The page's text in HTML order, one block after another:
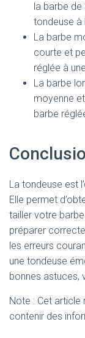
la barbe de
tondeuse à
La barbe
courte et
réglée à
La barbe
moyenne
barbe
La tondeuse est
Elle permet
tailler votre
préparer
les erreurs
une tondeuse
bonnes astuces,
Note : Cet article
contenir des